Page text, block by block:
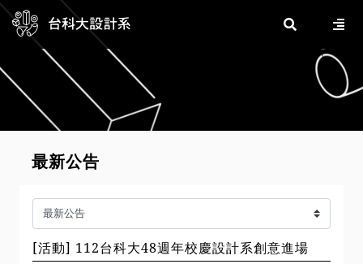
最新公告
[活動] 112台科大48週年校慶設計系創意進場